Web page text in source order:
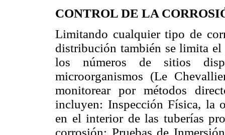
CONTROL DE LA
Limitando cualquier tipo de
distribución también se limita
los números de sitios
microorganismos (Le
monitorear por métodos
incluyen: Inspección Física, la
en el interior de las tuberías